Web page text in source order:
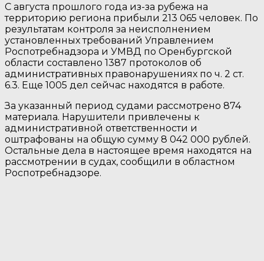
С августа прошлого года из-за рубежа на
территорию региона прибыли 213 065 человек. По
результатам контроля за неисполнением
установленных требований Управлением
Роспотребнадзора и УМВД по Оренбургской
области составлено 1387 протоколов об
административных правонарушениях по ч. 2 ст.
6.3. Еще 1005 дел сейчас находятся в работе.
За указанный период судами рассмотрено 874
материала. Нарушители привлечены к
административной ответственности и
оштрафованы на общую сумму 8 042 000 рублей.
Остальные дела в настоящее время находятся на
рассмотрении в судах, сообщили в областном
Роспотребнадзоре.